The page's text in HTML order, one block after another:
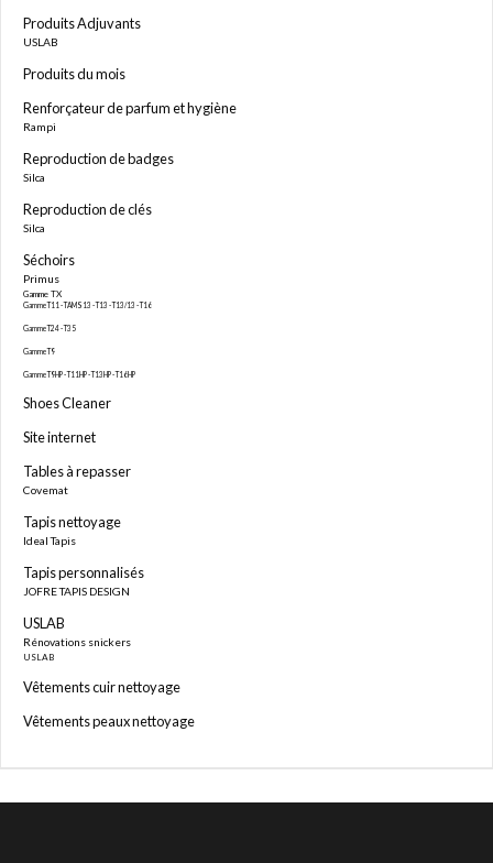
Produits Adjuvants
USLAB
Produits du mois
Renforçateur de parfum et hygiène
Rampi
Reproduction de badges
Silca
Reproduction de clés
Silca
Séchoirs
Primus
Gamme TX
Gamme T11 - TAMS13 - T13 - T13/13 - T16
Gamme T24 - T35
Gamme T9
Gamme T9HP - T11HP - T13HP - T16HP
Shoes Cleaner
Site internet
Tables à repasser
Covemat
Tapis nettoyage
Ideal Tapis
Tapis personnalisés
JOFRE TAPIS DESIGN
USLAB
Rénovations snickers
USLAB
Vêtements cuir nettoyage
Vêtements peaux nettoyage